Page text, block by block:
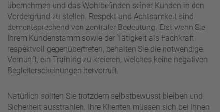
übernehmen und das Wohlbefinden seiner Kunden in den
Vordergrund zu stellen. Respekt und Achtsamkeit sind
dementsprechend von zentraler Bedeutung. Erst wenn Sie
Ihrem Kundenstamm sowie der Tätigkeit als Fachkraft
respektvoll gegenübertreten, behalten Sie die notwendige
Vernunft, ein Training zu kreieren, welches keine negativen
Begleiterscheinungen hervorruft.
Natürlich sollten Sie trotzdem selbstbewusst bleiben und
Sicherheit ausstrahlen. Ihre Klienten müssen sich bei Ihnen